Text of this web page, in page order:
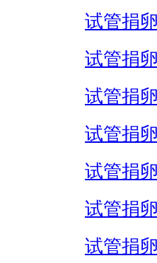
试管捐
试管捐
试管捐
试管捐
试管捐
试管捐
试管捐